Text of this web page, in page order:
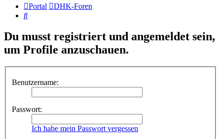
Portal
DHK-Foren
Suche
Du musst registriert und angemeldet sein,
um Profile anzuschauen.
Benutzername:
Passwort:
Ich habe mein Passwort vergessen